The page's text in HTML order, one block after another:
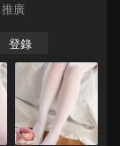
推廣
登錄